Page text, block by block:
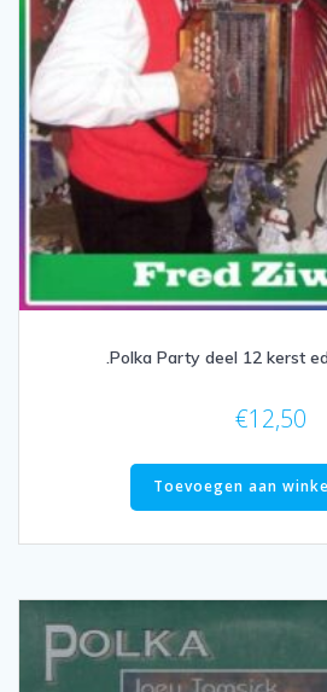
.Polka Party deel 12 kerst
€12,50
Toevoegen aan